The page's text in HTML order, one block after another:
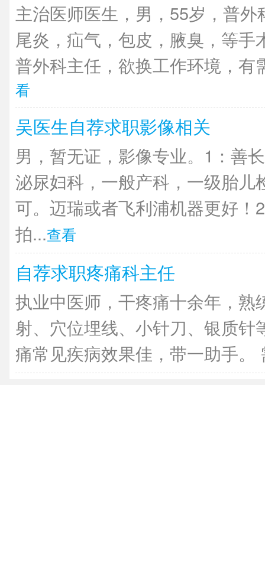
主治医师医生，男，55岁，普
尾炎，疝气，包皮，腋臭，等手
普外科主任，欲换工作环境，有
看
吴医生自荐求职影像相关
男，暂无证，影像专业。1：善
泌尿妇科，一般产科，一级胎儿
可。迈瑞或者飞利浦机器更好！
拍...查看
自荐求职疼痛科主任
执业中医师，干疼痛十余年，熟
射、穴位埋线、小针刀、银质针
痛常见疾病效果佳，带一助手。